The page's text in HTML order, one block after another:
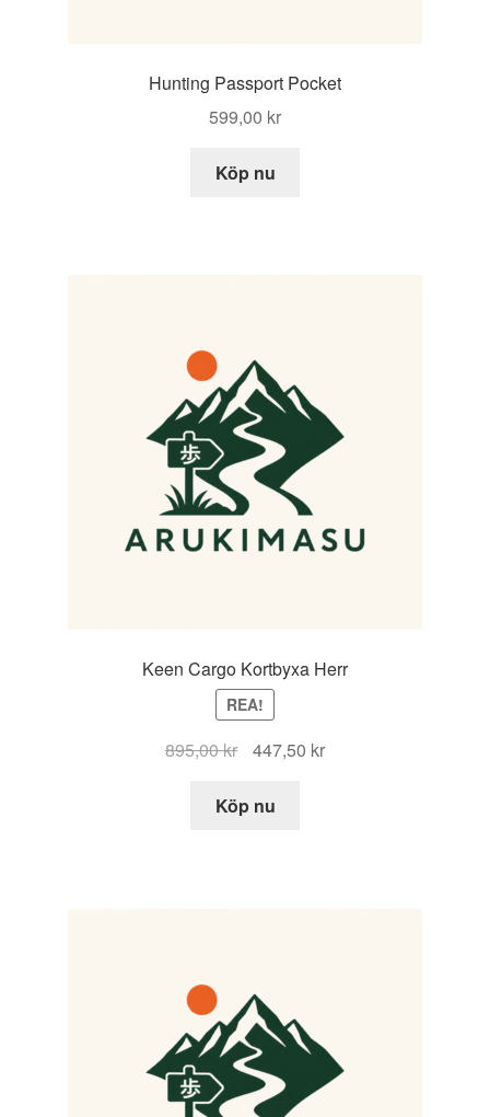
Hunting Passport Pocket
599,00 kr
Köp nu
Keen Cargo Kortbyxa Herr
REA!
895,00kr
Det
priset
447,50 krDet
Köp nu